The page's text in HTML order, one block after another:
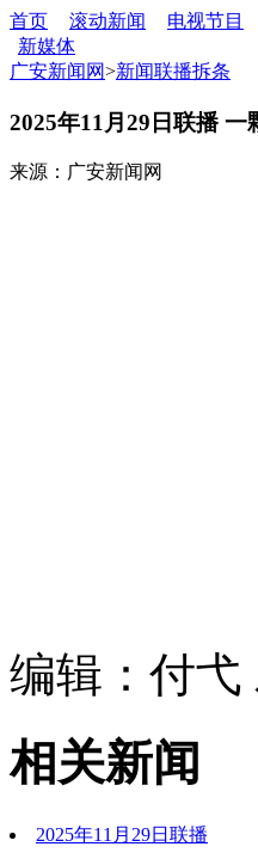
首页 滚动新闻 电视节目
新媒体
广安新闻网>新闻联播拆条
2025年11月29日联播
来源：广安新闻网
编辑：付弋
相关新闻
2025年11月29日联播